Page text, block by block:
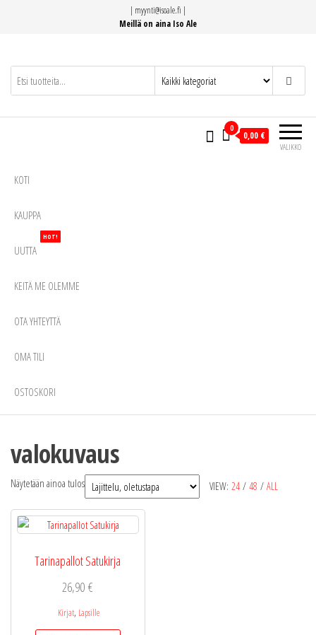
| myynti@isoale.fi |
Meillä on aina Iso Ale
VALIKKO
0
0,00 €
KOTI
KAUPPA
UUTTA
HOT!
KEITÄ ME OLEMME
OTA YHTEYTTÄ
OMA TILI
OSTOSKORI
valokuvaus
VIEW: 24 / 48 / ALL
Näytetään ainoa tulos
Tarinapallot Satukirja
26,90€
Kirjat, Lapsille